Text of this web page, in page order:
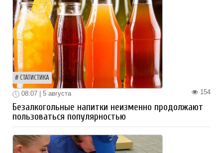
СТАТИСТИКА
154
08:07 | 5 августа
Безалкогольные напитки неизменно продолжают
пользоваться популярностью